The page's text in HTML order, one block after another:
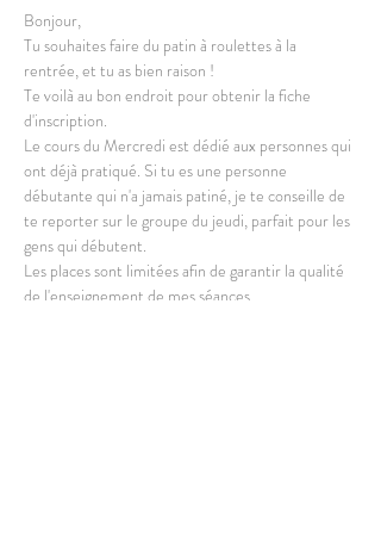
Bonjour,
Tu souhaites faire du patin à roulettes à la
rentrée, et tu as bien raison !
Te voilà au bon endroit pour obtenir la fiche
d'inscription.
Le cours du Mercredi est dédié aux personnes qui
ont déjà pratiqué. Si tu es une personne
débutante qui n'a jamais patiné, je te conseille de
te reporter sur le groupe du jeudi, parfait pour les
gens qui débutent.
Les places sont limitées afin de garantir la qualité
de l'enseignement de mes séances.